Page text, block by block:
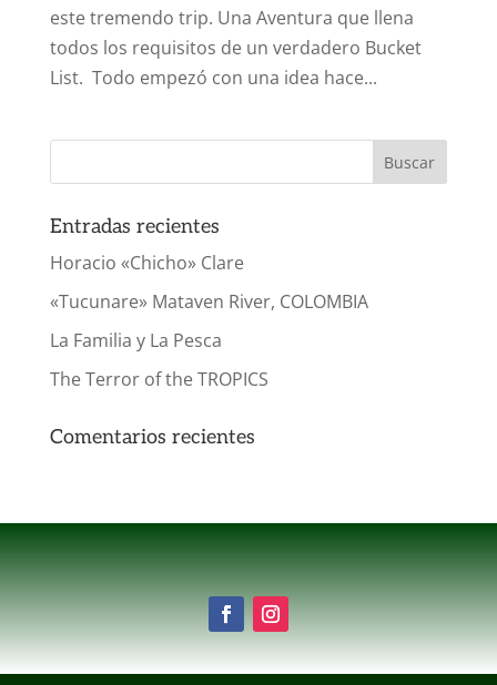
este tremendo trip. Una Aventura que llena
todos los requisitos de un verdadero Bucket
List. Todo empezó con una idea hace...
Entradas recientes
Horacio «Chicho» Clare
«Tucunare» Mataven River, COLOMBIA
La Familia y La Pesca
The Terror of the TROPICS
Comentarios recientes